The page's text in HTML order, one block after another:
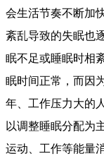
会生活节奏不断加
紊乱导致的失眠也
眠不足或睡眠时相
眠时间正常，而因
年、工作压力大的
以调整睡眠分配为
运动、工作等能量